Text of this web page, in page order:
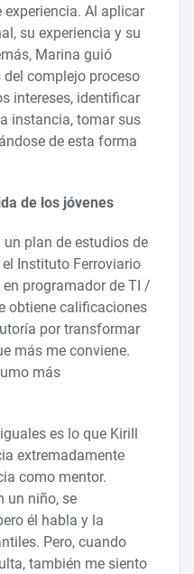
experiencia. Al aplicar
su experiencia y su
Marina guió
complejo proceso
intereses, identificar
instancia, tomar sus
de esta forma
de los jóvenes
plan de estudios de
Instituto Ferroviario
programador de TI /
obtiene calificaciones
por transformar
más me conviene.
más
es lo que Kirill
extremadamente
como mentor.
un niño, se
él habla y la
Pero, cuando
también me siento